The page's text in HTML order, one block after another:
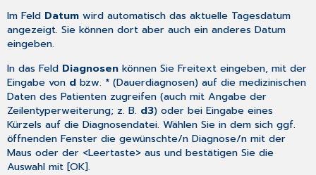
Im Feld Datum wird automatisch das aktuelle Tagesdatum
angezeigt. Sie können dort aber auch ein anderesDatum
eingeben.
In das Feld Diagnosen können Sie Freitext eingeben, mit der
Eingabe von d bzw. * (Dauerdiagnosen) auf die medizinischen
Daten des Patienten zugreifen (auch mit Angabe der
Zeilentyperweiterung; z. B. d3) oder bei Eingabe eines
Kürzels auf die Diagnosendatei. Wählen Sie in dem sich ggf.
öffnenden Fenster die gewünschte/n Diagnose/n mit der
Maus oder der <Leertaste> aus und bestätigen Sie die
Auswahl mit [OK].